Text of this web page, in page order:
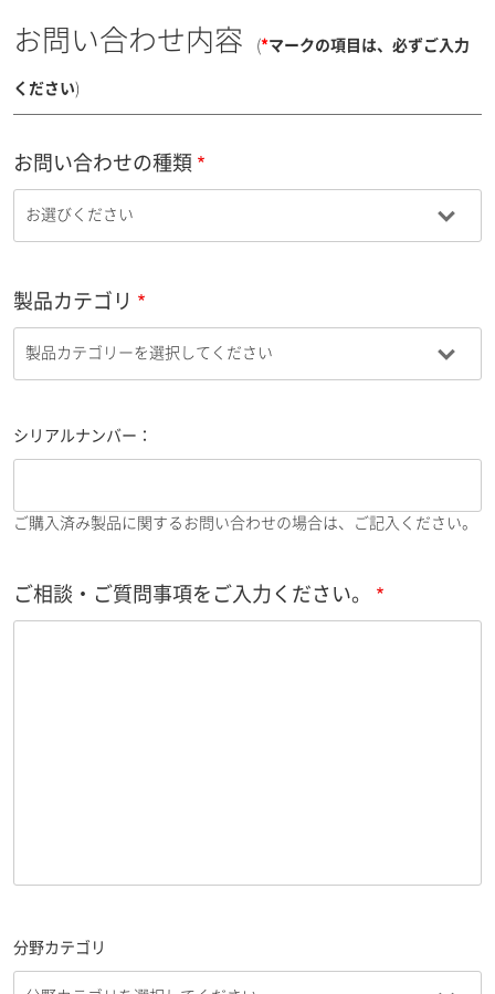
お問い合わせ内容 (*マークの項目は、必ずご入力
ください)
お問い合わせの種類
製品カテゴリ
シリアルナンバー：
ご購入済み製品に関するお問い合わせの場合は、ご記入ください。
ご相談・ご質問事項をご入力ください。
分野カテゴリ